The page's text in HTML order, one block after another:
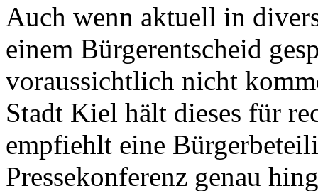
Auch wenn aktuell in
einem Bürgerentscheid
voraussichtlich nicht
Stadt Kiel hält dieses für
empfiehlt eine
Pressekonferenz genau